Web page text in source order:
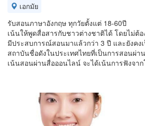
เอกมัย
รับสอนภาษาอังกฤษ ทุกวัยตั้งแต่ 18-60ปี
เน้นให้พูดสื่อสารกับชาวต่างชาติได้ โดยไม่ต้อ
มีประสบการณ์สอนมาแล้วกว่า 3 ปี และยังคง
สถาบันชื่อดังในประเทศไทยที่เป็นการสอนผ่า
เน้นสอนผ่านสื่อออนไลน์ จะได้เน้นการฟังจา